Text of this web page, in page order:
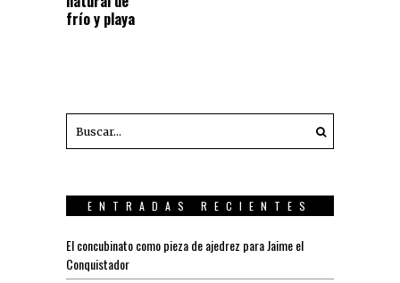
frío y playa
ENTRADAS RECIENTES
El concubinato como pieza de ajedrez para Jaime el
Conquistador